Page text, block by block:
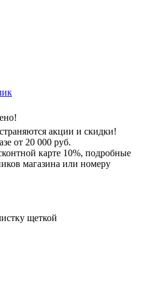
акции и скидки!
от 20 000 руб.
карте 10%, подробные
магазина или номеру
щеткой